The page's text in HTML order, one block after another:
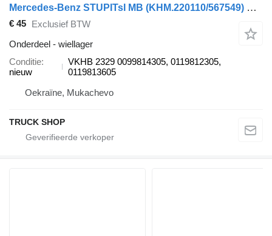
Mercedes-Benz STUPITsI MB (KHM.220110/567549) SKF VKHB 2329 wiellager voor Mercedes-Benz ATEGO 1800-2500,TOURISMO,INTEGRO,INTOURO vrachtwagen
€ 45 Exclusief BTW
Onderdeel - wiellager
Conditie
nieuw
VKHB 2329 0099814305, 0119812305,
0119813605
Oekraïne, Mukachevo
TRUCK SHOP